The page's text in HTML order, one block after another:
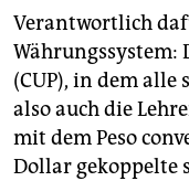
Verantwortlich
Währungssystem:
(CUP), in dem
also auch die
mit dem Peso
Dollar gekoppelte